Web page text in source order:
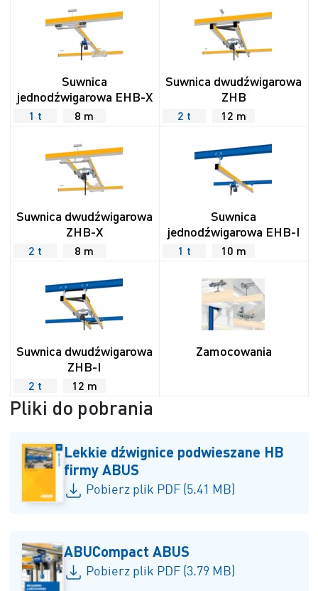
Suwnica
jednodźwigarowa EHB-X
1 t 8 m
Suwnica dwudźwigarowa
ZHB
2 t 12 m
Suwnica dwudźwigarowa
ZHB-X
2 t 8 m
Suwnica
jednodźwigarowa EHB-I
1 t 10 m
Suwnica dwudźwigarowa
ZHB-I
2 t 12 m
Zamocowania
Pliki do pobrania
Lekkie dźwignice podwieszane HB
firmy ABUS
Pobierz plik PDF (5.41 MB)
ABUCompact ABUS
Pobierz plik PDF (3.79 MB)